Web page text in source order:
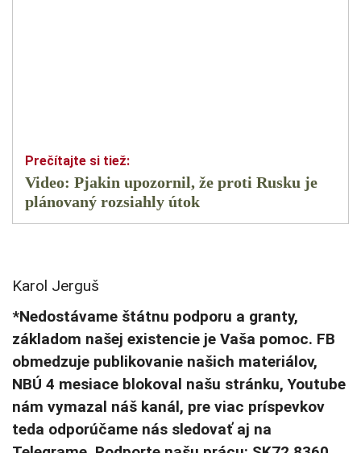
Video: Pjakin upozornil, že proti Rusku je
plánovaný rozsiahly útok
Karol Jerguš
*Nedostávame štátnu podporu a granty,
základom našej existencie je Vaša pomoc. FB
obmedzuje publikovanie našich materiálov,
NBÚ 4 mesiace blokoval našu stránku, Youtube
nám vymazal náš kanál, pre viac príspevkov
teda odporúčame nás sledovať aj na